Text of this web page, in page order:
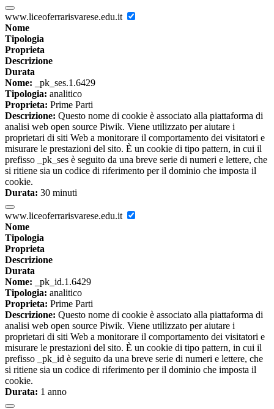
www.liceoferrarisvarese.edu.it
Nome
Tipologia
Proprieta
Descrizione
Durata
Nome: _pk_ses.1.6429
Tipologia: analitico
Proprieta: Prime Parti
Descrizione: Questo nome di cookie è associato alla piattaforma di
analisi web open source Piwik. Viene utilizzato per aiutare i
proprietari di siti Web a monitorare il comportamento dei visitatori e
misurare le prestazioni del sito. È un cookie di tipo pattern, in cui il
prefisso _pk_ses è seguito da una breve serie di numeri e lettere, che
si ritiene sia un codice di riferimento per il dominio che imposta il
cookie.
Durata: 30 minuti
www.liceoferrarisvarese.edu.it
Nome
Tipologia
Proprieta
Descrizione
Durata
Nome: _pk_id.1.6429
Tipologia: analitico
Proprieta: Prime Parti
Descrizione: Questo nome di cookie è associato alla piattaforma di
analisi web open source Piwik. Viene utilizzato per aiutare i
proprietari di siti Web a monitorare il comportamento dei visitatori e
misurare le prestazioni del sito. È un cookie di tipo pattern, in cui il
prefisso _pk_id è seguito da una breve serie di numeri e lettere, che
si ritiene sia un codice di riferimento per il dominio che imposta il
cookie.
Durata: 1 anno